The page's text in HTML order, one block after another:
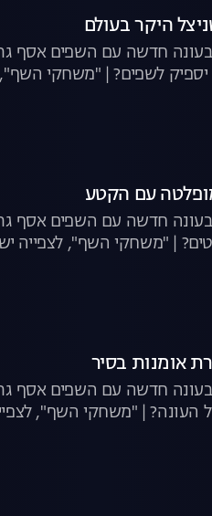
בעונה חדשה עם השפים אסף
לשפים? | "משחקי השף",
בעונה חדשה עם השפים אסף
| "משחקי השף", לצפייה
חדשה עם השפים אסף
העונה? | "משחקי השף",